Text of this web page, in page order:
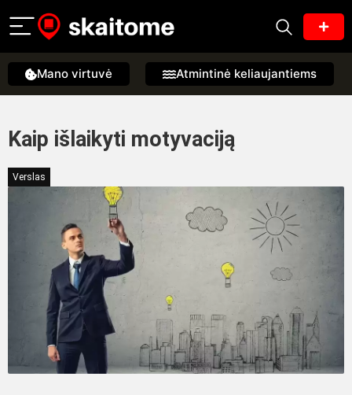
Mano virtuvė Atmintinė keliaujantiems
Kaip išlaikyti motyvaciją
Verslas